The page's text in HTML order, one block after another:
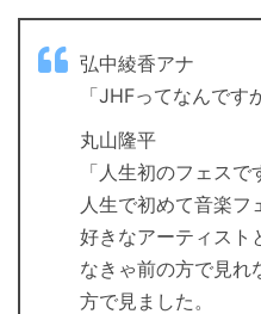
弘中綾香アナ
「JHFってなんです
丸山隆平
「人生初のフェスで
人生で初めて音楽フ
好きなアーティスト
なきゃ前の方で見れ
方で見ました。